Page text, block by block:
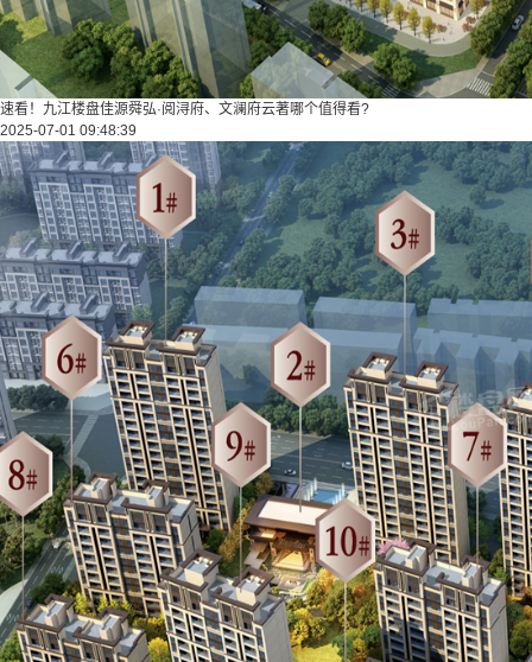
速看！九江楼盘佳源舜弘·阅浔府、文澜府云著哪个值得看?
2025-07-01 09:48:39